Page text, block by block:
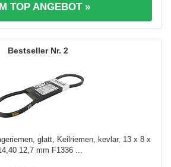
TOP ANGEBOT »
2
glatt, Keilriemen, kevlar, 13 x 8 x
12,7 mm F1336 ...